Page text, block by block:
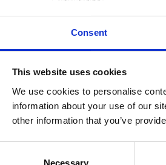
Consent
This website uses cookies
We use cookies to personalise
information about your use of our
other information that you’ve
Necessary